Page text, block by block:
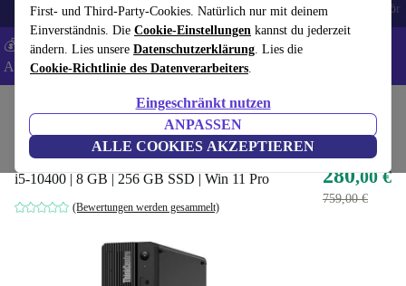
First- und Third-Party-Cookies. Natürlich nur mit deinem
Einverständnis. Die Cookie-Einstellungen kannst du jederzeit
ändern. Lies unsere Datenschutzerklärung. Lies die
Cookie-Richtlinie des Datenverarbeiters.
Eingeschränkt nutzen
ANPASSEN
ALLE COOKIES AKZEPTIEREN
🎒 Back to school Handys Laptops Tablets Smartwatches Zubehör
💰 Extra -8% auf Samsung- und Google-Smartphones - Code:
ANDROID8 -AGB
Desktop PCs Lenovo Desktops
Lenovo ThinkCentre M70s
i5-10400 | 8 GB | 256 GB SSD | Win 11 Pro
(Bewertungen werden gesammelt)
280,00 €
759,00 €